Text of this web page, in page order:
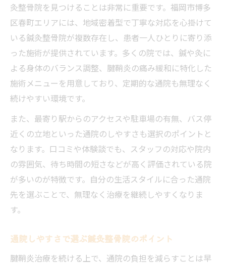
灸整骨院を見つけることは非常に重要です。福岡市博多
区春町エリアには、地域密着型で丁寧な対応を心掛けて
いる鍼灸整骨院が複数存在し、患者一人ひとりに寄り添
った施術が提供されています。多くの院では、鍼や灸に
よる身体のバランス調整、腱鞘炎の痛み緩和に特化した
施術メニューを用意しており、定期的な通院も無理なく
続けやすい環境です。
また、最寄り駅からのアクセスや駐車場の有無、バス停
近くの立地といった通院のしやすさも選択のポイントと
なります。口コミや体験談でも、スタッフの対応や院内
の雰囲気、待ち時間の短さなどが高く評価されている院
が多いのが特徴です。自分の生活スタイルに合った通院
先を選ぶことで、無理なく治療を継続しやすくなりま
す。
通院しやすさで選ぶ鍼灸整骨院のポイント
腱鞘炎治療を続ける上で、通院の負担を減らすことは早